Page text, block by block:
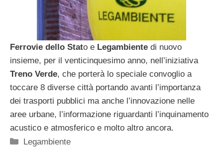
Ferrovie dello Stato e Legambiente di nuovo
insieme, per il venticinquesimo anno, nell’iniziativa
Treno Verde, che porterà lo speciale convoglio a
toccare 8 diverse città portando avanti l’importanza
dei trasporti pubblici ma anche l’innovazione nelle
aree urbane, l’informazione riguardanti l’inquinamento
acustico e atmosferico e molto altro ancora.
Categorie
Legambiente